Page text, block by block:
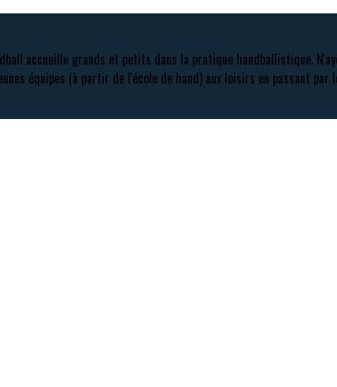
accueille grands et petits dans la pratique handballistique.
équipes (à partir de l'école de hand) aux loisirs en passant